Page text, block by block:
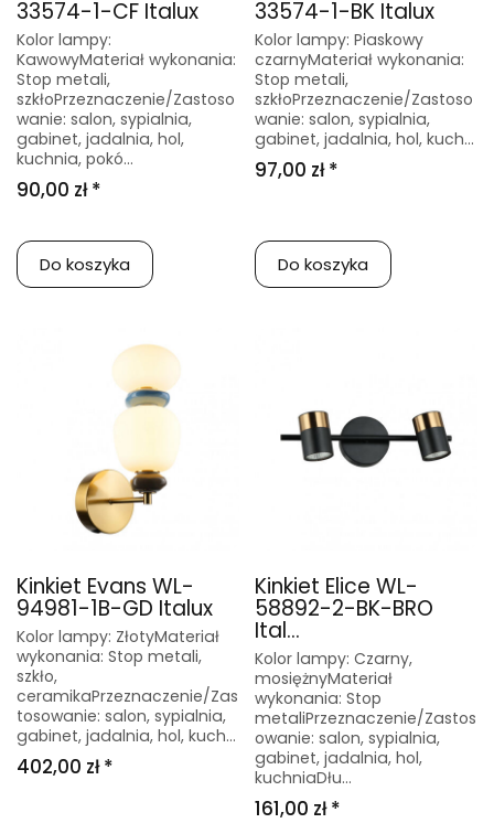
33574-1-CF Italux
Kolor lampy:
KawowyMateriał wykonania:
Stop metali,
szkłoPrzeznaczenie/Zastoso
wanie: salon, sypialnia,
gabinet, jadalnia, hol,
kuchnia, pokó...
90,00 zł *
Do koszyka
33574-1-BK Italux
Kolor lampy: Piaskowy
czarnyMateriał wykonania:
Stop metali,
szkłoPrzeznaczenie/Zastoso
wanie: salon, sypialnia,
gabinet, jadalnia, hol, kuch...
97,00 zł *
Do koszyka
Kinkiet Evans WL-
94981-1B-GD Italux
Kolor lampy: ZłotyMateriał
wykonania: Stop metali,
szkło,
ceramikaPrzeznaczenie/Zas
tosowanie: salon, sypialnia,
gabinet, jadalnia, hol, kuch...
402,00 zł *
Kinkiet Elice WL-
58892-2-BK-BRO
Ital...
Kolor lampy: Czarny,
mosiężnyMateriał
wykonania: Stop
metaliPrzeznaczenie/Zastos
owanie: salon, sypialnia,
gabinet, jadalnia, hol,
kuchniaDłu...
161,00 zł *